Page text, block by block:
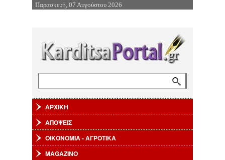
Επιστροφή στην Πλοήγηση
Παρασκευή, 07 Αυγούστου 2026
ΑΡΧΙΚΗ
ΑΠΟΨΕΙΣ
ΟΙΚΟΝΟΜΙΑ - ΑΓΡΟΤΙΚΑ
MAGAZINO